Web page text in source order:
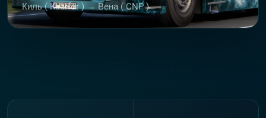
Киль ( Kaarfor ) → Вена ( CNP )